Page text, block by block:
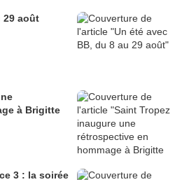
29 août
à Brigitte
3 : la soirée